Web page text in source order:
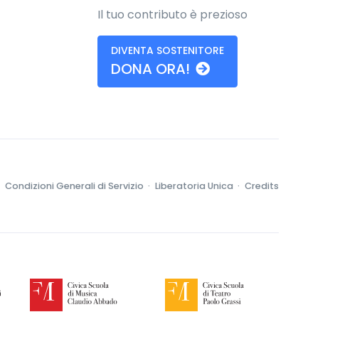
Il tuo contributo è prezioso
DIVENTA SOSTENITORE
DONA ORA!
Condizioni Generali di Servizio · Liberatoria Unica · Credits